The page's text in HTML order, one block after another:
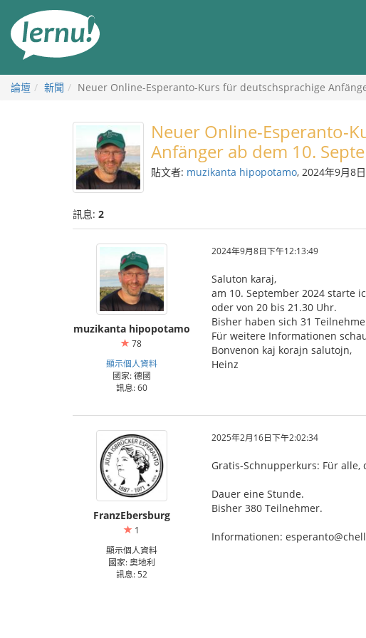
論壇 新聞 Neuer Online-Esperanto-Kurs für deutschsprachige
Neuer Online-Esperanto-
Anfänger ab dem 10.
貼文者: muzikanta hipopotamo, 2024年9月8日
訊息: 2
muzikanta hipopotamo
78
顯示個人資料
國家: 德國
訊息: 60
2024年9月8日下午12:13:49
Saluton karaj,
am 10. September 2024 starte
oder von 20 bis 21.30 Uhr.
Bisher haben sich 31
Für weitere Informationen
Bonvenon kaj korajn salutojn,
Heinz
FranzEbersburg
1
顯示個人資料
國家: 奧地利
訊息: 52
2025年2月16日下午2:02:34
Gratis-Schnupperkurs: Für
Dauer eine Stunde.
Bisher 380 Teilnehmer.
Informationen: